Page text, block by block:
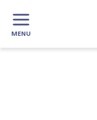
MENU